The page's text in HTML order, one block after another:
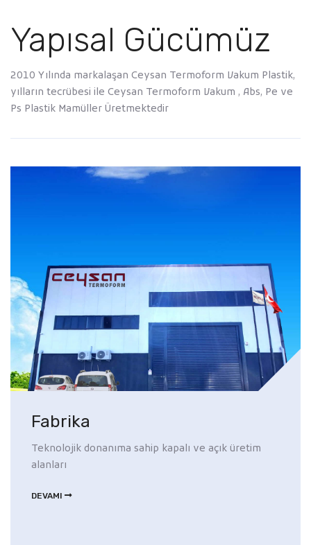
Yapısal Gücümüz
2010 Yılında markalaşan Ceysan Termoform Vakum Plastik,
yılların tecrübesi ile Ceysan Termoform Vakum , Abs, Pe ve
Ps Plastik Mamüller Üretmektedir
Fabrika
Teknolojik donanıma sahip kapalı ve açık üretim
alanları
DEVAMI